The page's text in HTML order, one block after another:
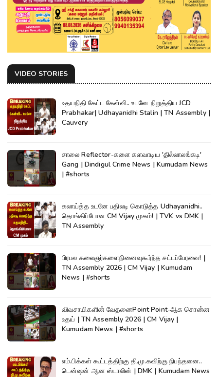
VIDEO STORIES
உதயநிதி கேட்ட கேள்வி.. உடனே நிறுத்திய JCD
Prabhakar| Udhayanidhi Stalin | TN Assembly |
Cauvery
சாலை Reflector-களை களவாடிய 'தில்லாலங்கடி'
Gang | Dindigul Crime News | Kumudam News
| #shorts
கலாய்த்த உடனே பதிலடி கொடுத்த Udhayanidhi..
தொங்கிப்போன CM Vijay முகம்! | TVK vs DMK |
TN Assembly
பிரபல கலைஞர்களைநினைவுகூர்ந்த சட்டப்பேரவை! |
TN Assembly 2026 | CM Vijay | Kumudam
News | #shorts
விவசாயிகளின் வேதனைPoint Point-ஆக சொன்ன
உதய் | TN Assembly 2026 | CM Vijay |
Kumudam News | #shorts
எம்.பிக்கள் கூட்டத்திற்கு தி.மு.கவிற்கு நிபந்தனை..
டென்ஷன் ஆன ஸ்டாலின் | DMK | Kumudam News